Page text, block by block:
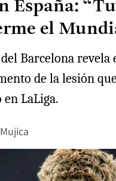
España:
el
Barcelona revela
de la lesión
en LaLiga.